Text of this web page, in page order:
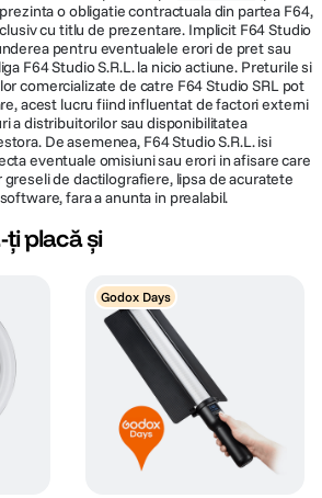
o obligatie contractuala din partea F64,
cu titlu de prezentare. Implicit F64 Studio
pentru eventualele erori de pret sau
F64 Studio S.R.L. la nicio actiune. Preturile si
comercializate de catre F64 Studio SRL pot
acest lucru fiind influentat de factori externi
a distribuitorilor sau disponibilitatea
De asemenea, F64 Studio S.R.L. isi
eventuale omisiuni sau erori in afisare care
de dactilografiere, lipsa de acuratete
fara a anunta in prealabil.
placă și
Godox Days